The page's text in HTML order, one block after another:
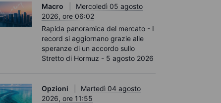
Macro
Mercoledì 05 agosto
2026, ore 06:02
Rapida panoramica del mercato - I
record si aggiornano grazie alle
speranze di un accordo sullo
Stretto di Hormuz - 5 agosto 2026
Opzioni
Martedì 04 agosto
2026, ore 11:55